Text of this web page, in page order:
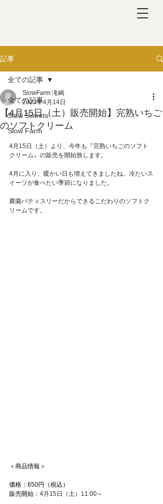
記事
全ての記事
Slow Sweets
Slow Farm
全ての記事
【4月15日（土）販売開始】完熟いちご
のソフトクリーム
SlowFarm 滝嶋
2023年4月14日
4月15日（土）より 、今年も『完熟いちごのソフト
クリーム』の販売を開始致します。
4月に入り、暖かい日も増えてきましたね。冷たいス
イーツが食べたい季節になりました。
農園パティスリーだからできるこだわりのソフトク
リームです。
＜商品情報＞
価格：650円（税込）
販売開始： 4月15日（土）11:00～